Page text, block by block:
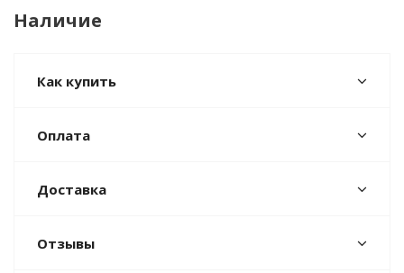
Наличие
Как купить
Оплата
Доставка
Отзывы